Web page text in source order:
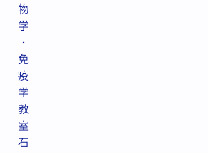
物
学
・
免
疫
学
教
室
石